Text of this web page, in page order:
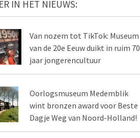
IN HET NIEUWS:
Van nozem tot TikTok: Museum
van de 20e Eeuw duikt in ruim 70
jaar jongerencultuur
Oorlogsmuseum Medemblik
wint bronzen award voor Beste
Dagje Weg van Noord-Holland!